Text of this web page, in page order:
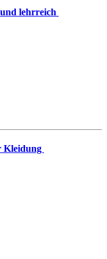
lehrreich
Kleidung